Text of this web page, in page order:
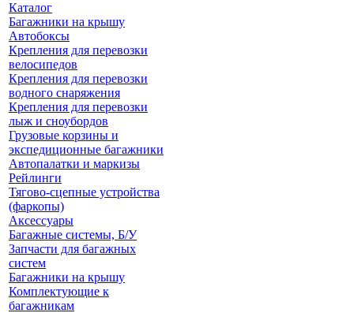
Каталог
Багажники на крышу
Автобоксы
Крепления для перевозки
велосипедов
Крепления для перевозки
водного снаряжения
Крепления для перевозки
лыж и сноубордов
Грузовые корзины и
экспедиционные багажники
Автопалатки и маркизы
Рейлинги
Тягово-сцепные устройства
(фаркопы)
Аксессуары
Багажные системы, Б/У
Запчасти для багажных
систем
Багажники на крышу
Комплектующие к
багажникам